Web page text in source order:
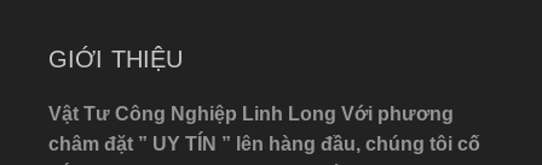
GIỚI THIỆU
Vật Tư Công Nghiệp Linh Long Với phương
châm đặt ” UY TÍN ” lên hàng đầu, chúng tôi cố